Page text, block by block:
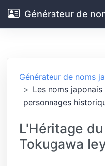
Générateur de
Générateur de noms
Les noms
personnages
L'Héritage
Tokugawa